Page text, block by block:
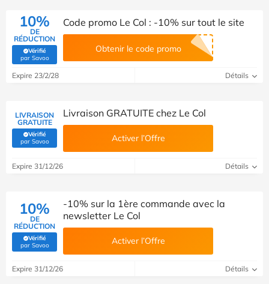
10%
DE
RÉDUCTION
Vérifié
par Savoo(Vérifié par Savoo)
Code promo Le Col : -10% sur tout le site
Obtenir le code promo
Expire 23/2/28 Détails
LIVRAISON
GRATUITE
Vérifié
par Savoo(Vérifié par Savoo)
Livraison GRATUITE chez Le Col
Activer l’Offre
Expire 31/12/26 Détails
10%
DE
RÉDUCTION
Vérifié
par Savoo(Vérifié par Savoo)
-10% sur la 1ère commande avec la
newsletter Le Col
Activer l’Offre
Expire 31/12/26 Détails